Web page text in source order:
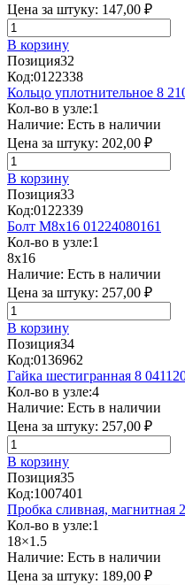
Цена за штуку: 147,00 ₽
В корзину
Позиция32
Код:0122338
Кольцо уплотнительное 8
Кол-во в узле:1
Наличие: Есть в наличии
Цена за штуку: 202,00 ₽
В корзину
Позиция33
Код:0122339
Болт М8х16 01224080161
Кол-во в узле:1
8x16
Наличие: Есть в наличии
Цена за штуку: 257,00 ₽
В корзину
Позиция34
Код:0136962
Гайка шестигранная 8
Кол-во в узле:4
Наличие: Есть в наличии
Цена за штуку: 257,00 ₽
В корзину
Позиция35
Код:1007401
Пробка сливная, магнитная
Кол-во в узле:1
18×1.5
Наличие: Есть в наличии
Цена за штуку: 189,00 ₽